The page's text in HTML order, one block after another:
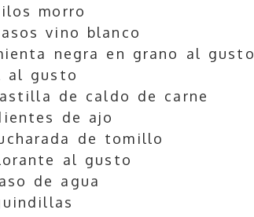
morro
vino blanco
negra en grano al gusto
al gusto
de caldo de carne
de ajo
de tomillo
al gusto
de agua